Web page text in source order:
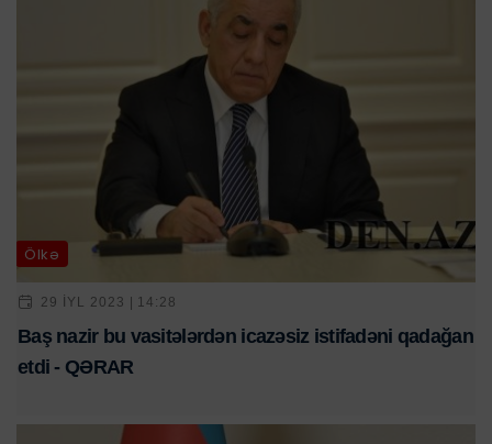
Ölkə
29 IYL 2023 | 14:28
Baş nazir bu vasitələrdən icazəsiz istifadəni qadağan
etdi - QƏRAR